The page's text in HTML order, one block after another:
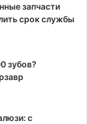
запчасти
срок службы
зубов?
с